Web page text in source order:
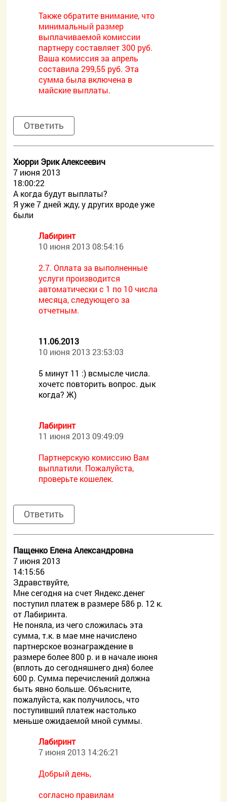
Также обратите внимание, что
минимальный размер
выплачиваемой комиссии
партнеру составляет 300 руб.
Ваша комиссия за апрель
составила 299,55 руб. Эта
сумма была включена в
майские выплаты.
Ответить
Хюрри Эрик Алексеевич
7 июня 2013
18:00:22
А когда будут выплаты?
Я уже 7 дней жду, у других вроде уже
были
Лабиринт
10 июня 2013 08:54:16
2.7. Оплата за выполненные
услуги производится
автоматически с 1 по 10 числа
месяца, следующего за
отчетным.
11.06.2013
10 июня 2013 23:53:03
5 минут 11 :) всмысле числа.
хочетс повторить вопрос. дык
когда? Ж)
Лабиринт
11 июня 2013 09:49:09
Партнерскую комиссию Вам
выплатили. Пожалуйста,
проверьте кошелек.
Ответить
Пащенко Елена Александровна
7 июня 2013
14:15:56
Здравствуйте,
Мне сегодня на счет Яндекс.денег
поступил платеж в размере 586 р. 12 к.
от Лабиринта.
Не поняла, из чего сложилась эта
сумма, т.к. в мае мне начислено
партнерское вознаграждение в
размере более 800 р. и в начале июня
(вплоть до сегодняшнего дня) более
600 р. Сумма перечислений должна
быть явно больше. Объясните,
пожалуйста, как получилось, что
поступивший платеж настолько
меньше ожидаемой мной суммы.
Лабиринт
7 июня 2013 14:26:21
Добрый день,
согласно правилам